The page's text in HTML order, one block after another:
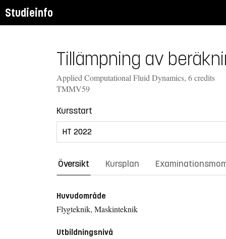
Studieinfo
Tillämpning av
Applied Computational Fluid Dynamics, 6 credits
TMMV59
Kursstart
Översikt Kursplan
Huvudområde
Flygteknik, Maskinteknik
Utbildningsnivå